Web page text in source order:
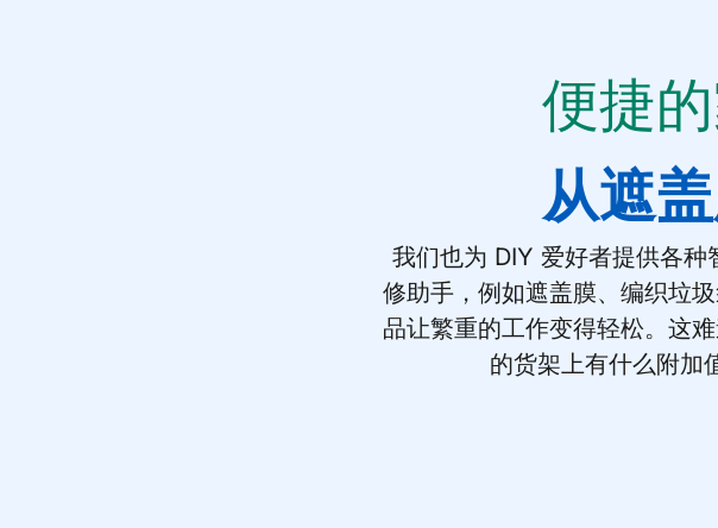
便捷
从遮
我们也为 DIY 爱好者提供各
修助手，例如遮盖膜、编织垃
品让繁重的工作变得轻松。这
的货架上有什么附加